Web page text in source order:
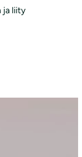
ja liity